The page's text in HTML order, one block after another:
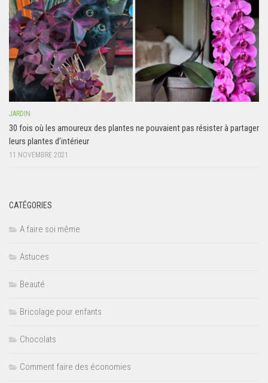
JARDIN
30 fois où les amoureux des plantes ne pouvaient pas résister à partager
leurs plantes d’intérieur
11 NOVEMBRE 2021
CATÉGORIES
A faire soi même
Astuces
Beauté
Bricolage pour enfants
Chocolats
Comment faire des économies